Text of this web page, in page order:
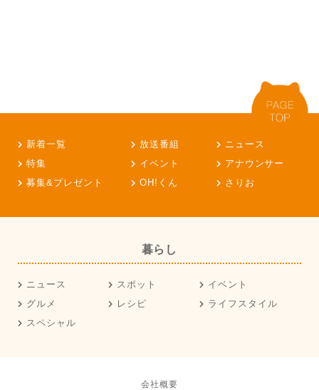
新着一覧 放送番組
ニュース
特集
イベント
アナウンサー
募集&プレゼント
OH!くん さりお
暮らし
ニュース スポット
イベント
グルメ
レシピ
ライフスタイル
スペシャル
会社概要